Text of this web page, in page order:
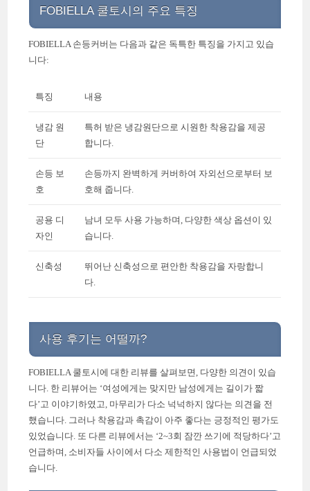
FOBIELLA 쿨토시의 주요 특징
FOBIELLA 손등커버는 다음과 같은 독특한 특징을 가지고 있습
니다:
특징 내용
냉감 원
단
특허 받은 냉감원단으로 시원한 착용감을 제공
합니다.
손등 보
호
손등까지 완벽하게 커버하여 자외선으로부터 보
호해 줍니다.
공용 디
자인
남녀 모두 사용 가능하며, 다양한 색상 옵션이 있
습니다.
신축성
뛰어난 신축성으로 편안한 착용감을 자랑합니
다.
사용 후기는 어떨까?
FOBIELLA 쿨토시에 대한 리뷰를 살펴보면, 다양한 의견이 있습
니다. 한 리뷰어는 ‘여성에게는 맞지만 남성에게는 길이가 짧
다’고 이야기하였고, 마무리가 다소 넉넉하지 않다는 의견을 전
했습니다. 그러나 착용감과 촉감이 아주 좋다는 긍정적인 평가도
있었습니다. 또 다른 리뷰에서는 ‘2~3회 잠깐 쓰기에 적당하다’고
언급하며, 소비자들 사이에서 다소 제한적인 사용법이 언급되었
습니다.